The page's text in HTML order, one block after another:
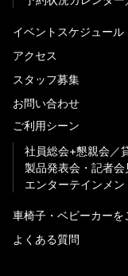
イベントスケジュール
アクセス
スタッフ募集
お問い合わせ
ご利用シーン
社員総会+懇親会
製品発表会・記者会
エンターテインメン
車椅子・ベビーカーを
よくある質問